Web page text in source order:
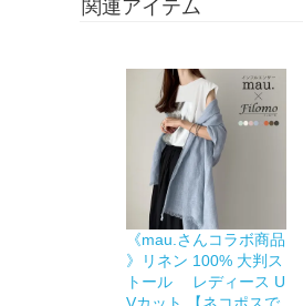
関連アイテム
《mau.さんコラボ商品
》リネン 100% 大判ス
トール レディース U